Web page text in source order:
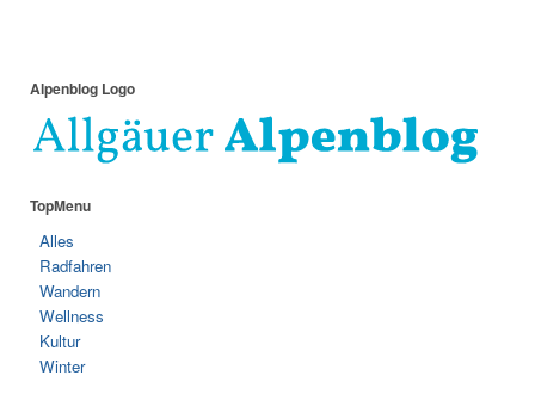
Alpenblog Logo
TopMenu
Alles
Radfahren
Wandern
Wellness
Kultur
Winter